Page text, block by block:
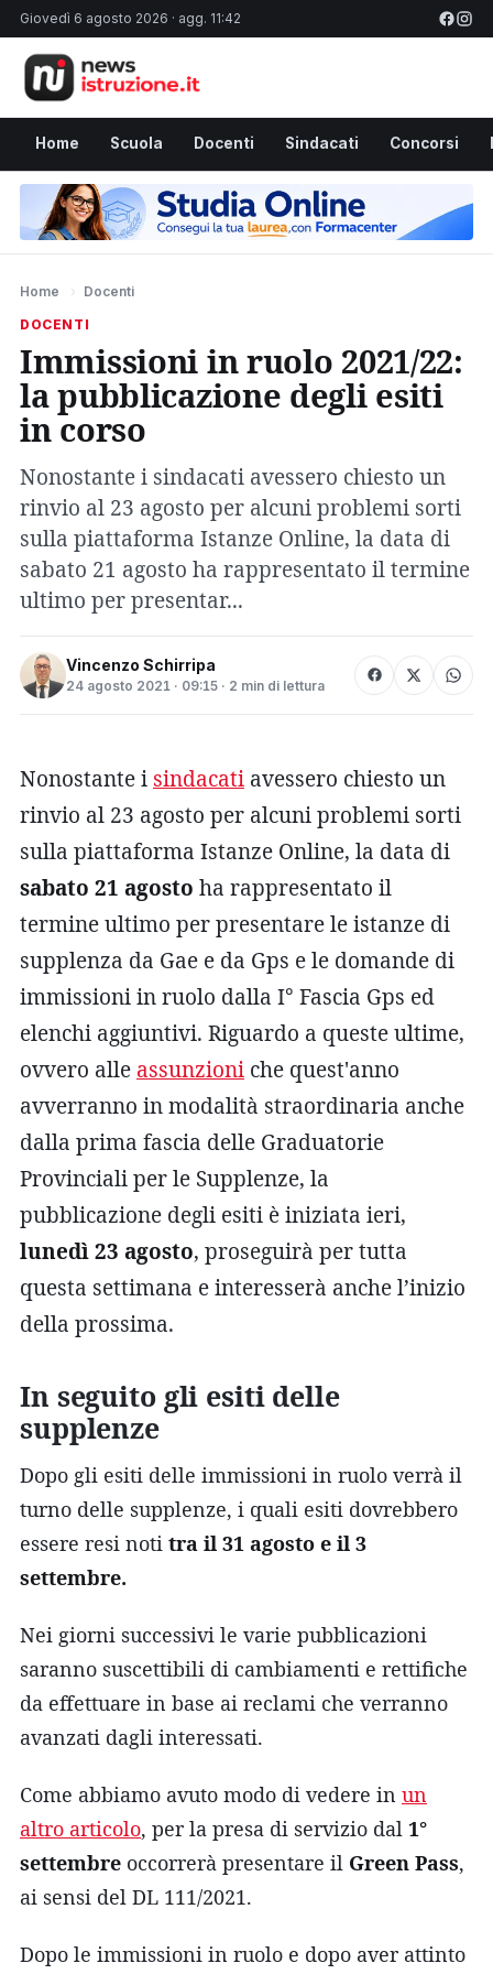
Giovedì 6 agosto 2026 · agg. 11:42
Home Scuola Docenti Sindacati Concorsi
Home › Docenti
DOCENTI
Immissioni in ruolo 2021/22:
la pubblicazione degli esiti
in corso
Nonostante i sindacati avessero chiesto un
rinvio al 23 agosto per alcuni problemi sorti
sulla piattaforma Istanze Online, la data di
sabato 21 agosto ha rappresentato il termine
ultimo per presentar...
Vincenzo Schirripa
24 agosto 2021 · 09:15 · 2 min di lettura
Nonostante i sindacati avessero chiesto un
rinvio al 23 agosto per alcuni problemi sorti
sulla piattaforma Istanze Online, la data di
sabato 21 agosto ha rappresentato il
termine ultimo per presentare le istanze di
supplenza da Gae e da Gps e le domande di
immissioni in ruolo dalla I° Fascia Gps ed
elenchi aggiuntivi. Riguardo a queste ultime,
ovvero alle assunzioni che quest'anno
avverranno in modalità straordinaria anche
dalla prima fascia delle Graduatorie
Provinciali per le Supplenze, la
pubblicazione degli esiti è iniziata ieri,
lunedì 23 agosto, proseguirà per tutta
questa settimana e interesserà anche l’inizio
della prossima.
In seguito gli esiti delle
supplenze
Dopo gli esiti delle immissioni in ruolo verrà il
turno delle supplenze, i quali esiti dovrebbero
essere resi noti tra il 31 agosto e il 3
settembre.
Nei giorni successivi le varie pubblicazioni
saranno suscettibili di cambiamenti e rettifiche
da effettuare in base ai reclami che verranno
avanzati dagli interessati.
Come abbiamo avuto modo di vedere in un
altro articolo, per la presa di servizio dal 1°
settembre occorrerà presentare il Green Pass,
ai sensi del DL 111/2021.
Dopo le immissioni in ruolo e dopo aver attinto